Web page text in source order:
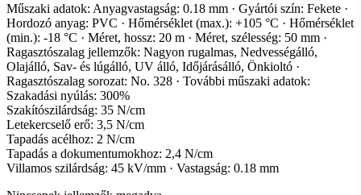
Műszaki adatok: Anyagvastagság: 0.18 mm · Gyártói szín: Fekete ·
Hordozó anyag: PVC · Hőmérséklet (max.): +105 °C · Hőmérséklet
(min.): -18 °C · Méret, hossz: 20 m · Méret, szélesség: 50 mm ·
Ragasztószalag jellemzők: Nagyon rugalmas, Nedvességálló,
Olajálló, Sav- és lúgálló, UV álló, Időjárásálló, Önkioltó ·
Ragasztószalag sorozat: No. 328 · További műszaki adatok:
Szakadási nyúlás: 300%
Szakítószilárdság: 35 N/cm
Letekercselő erő: 3,5 N/cm
Tapadás acélhoz: 2 N/cm
Tapadás a dokumentumokhoz: 2,4 N/cm
Villamos szilárdság: 45 kV/mm · Vastagság: 0.18 mm